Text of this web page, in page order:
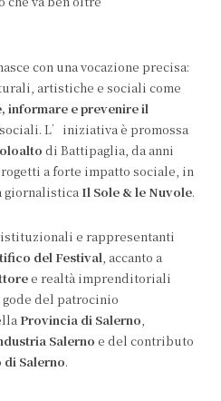
con una vocazione precisa:
artistiche e sociali come
informare e prevenire il
L’iniziativa è promossa
di Battipaglia, da anni
a forte impatto sociale, in
giornalistica Il Sole & le Nuvole.
istituzionali e rappresentanti
del Festival, accanto a
e realtà imprenditoriali
del patrocinio
Provincia di Salerno,
Salerno e del contributo
di Salerno.